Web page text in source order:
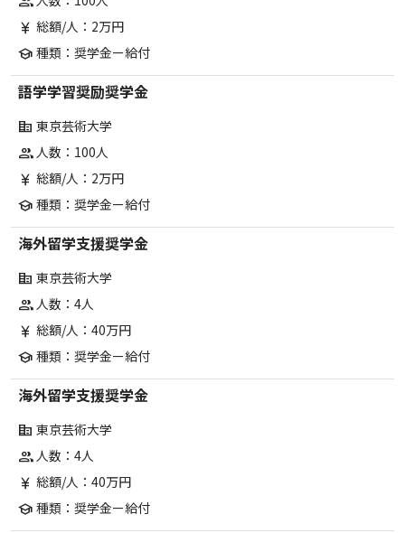
currency_yen 総額/人：2万円
school 種類：奨学金ー給付
語学学習奨励奨学金
corporate_fare 東京芸術大学
group人数：100人
currency_yen 総額/人：2万円
school 種類：奨学金ー給付
海外留学支援奨学金
corporate_fare 東京芸術大学
group人数：4人
currency_yen 総額/人：40万円
school 種類：奨学金ー給付
海外留学支援奨学金
corporate_fare 東京芸術大学
group人数：4人
currency_yen 総額/人：40万円
school 種類：奨学金ー給付